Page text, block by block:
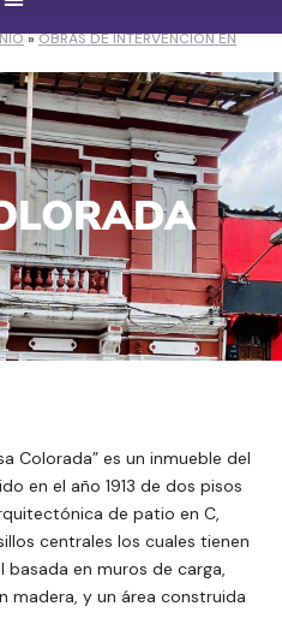
»OBRAS DE INTERVENCIÓN EN
Colorada” es un inmueble del
en el año 1913 de dos pisos
de patio en C,
centrales los cuales tienen
en muros de carga,
madera, y un área construida